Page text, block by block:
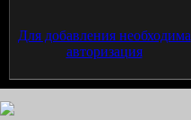
Для добавления необходима
авторизация